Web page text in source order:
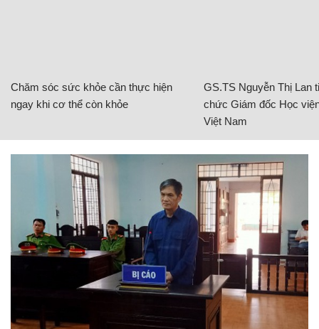
Chăm sóc sức khỏe cần thực hiện
ngay khi cơ thể còn khỏe
GS.TS Nguyễn Thị Lan
chức Giám đốc Học
Việt Nam